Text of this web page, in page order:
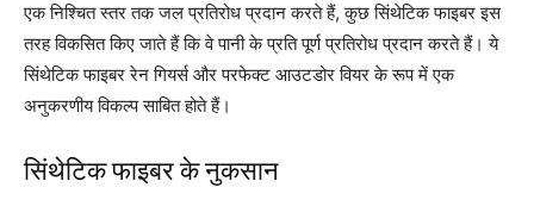
एक निश्चित स्तर तक जल प्रतिरोध प्रदान करते हैं, कुछ सिंथेटिक फाइबर इस
तरह विकसित किए जाते हैं कि वे पानी के प्रति पूर्ण प्रतिरोध प्रदान करते हैं। ये
सिंथेटिक फाइबर रेन गियर्स और परफेक्ट आउटडोर वियर के रूप में एक
अनुकरणीय विकल्प साबित होते हैं।
सिंथेटिक फाइबर के नुकसान